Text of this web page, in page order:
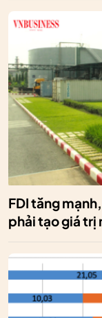
FDI tăng
phải tạo giá trị